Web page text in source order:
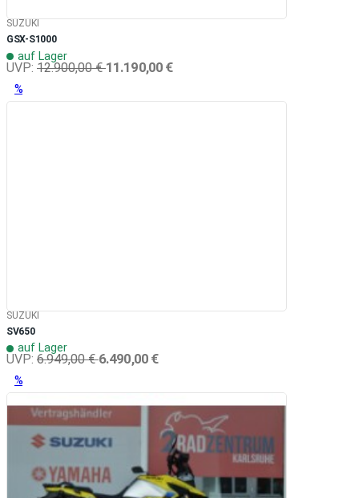
SUZUKI
GSX-S1000
auf Lager
UVP: 12.900,00 € 11.190,00 €
%
SUZUKI
SV650
auf Lager
UVP: 6.949,00 € 6.490,00 €
%